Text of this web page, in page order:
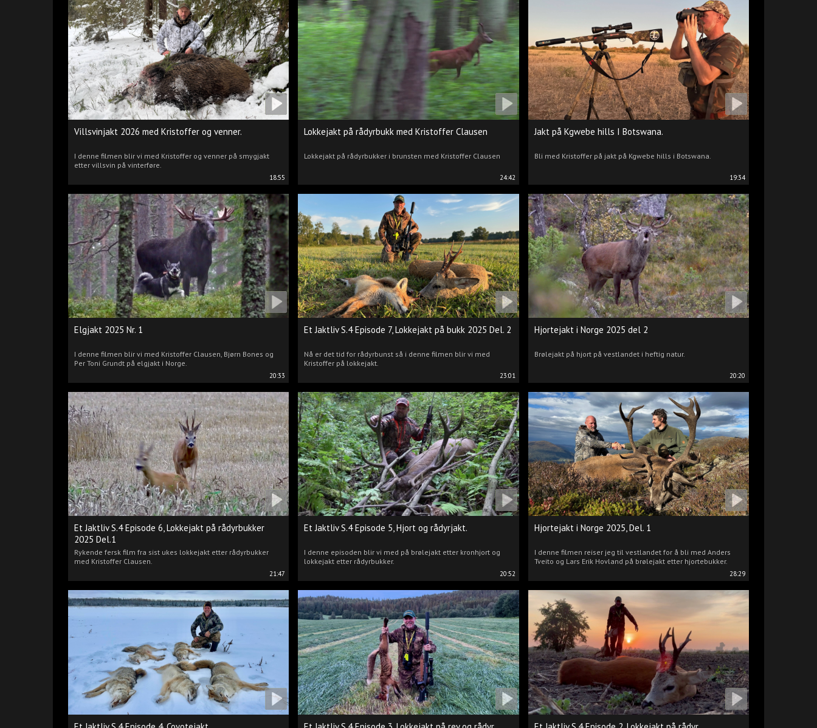
18:55
Villsvinjakt 2026 med Kristoffer og venner.
I denne filmen blir vi med Kristoffer og venner på smygjakt
etter villsvin på vinterføre.
24:42
Lokkejakt på rådyrbukk med Kristoffer Clausen
Lokkejakt på rådyrbukker i brunsten med Kristoffer Clausen
19:34
Jakt på Kgwebe hills I Botswana.
Bli med Kristoffer på jakt på Kgwebe hills i Botswana.
20:33
Elgjakt 2025 Nr. 1
I denne filmen blir vi med Kristoffer Clausen, Bjørn Bones og
Per Toni Grundt på elgjakt i Norge.
23:01
Et Jaktliv S.4 Episode 7, Lokkejakt på bukk 2025 Del. 2
Nå er det tid for rådyrbunst så i denne filmen blir vi med
Kristoffer på lokkejakt.
20:20
Hjortejakt i Norge 2025 del 2
Brølejakt på hjort på vestlandet i heftig natur.
21:47
Et Jaktliv S.4 Episode 6, Lokkejakt på rådyrbukker
2025 Del.1
Rykende fersk film fra sist ukes lokkejakt etter rådyrbukker
med Kristoffer Clausen.
20:52
Et Jaktliv S.4 Episode 5, Hjort og rådyrjakt.
I denne episoden blir vi med på brølejakt etter kronhjort og
lokkejakt etter rådyrbukker.
28:29
Hjortejakt i Norge 2025, Del. 1
I denne filmen reiser jeg til vestlandet for å bli med Anders
Tveito og Lars Erik Hovland på brølejakt etter hjortebukker.